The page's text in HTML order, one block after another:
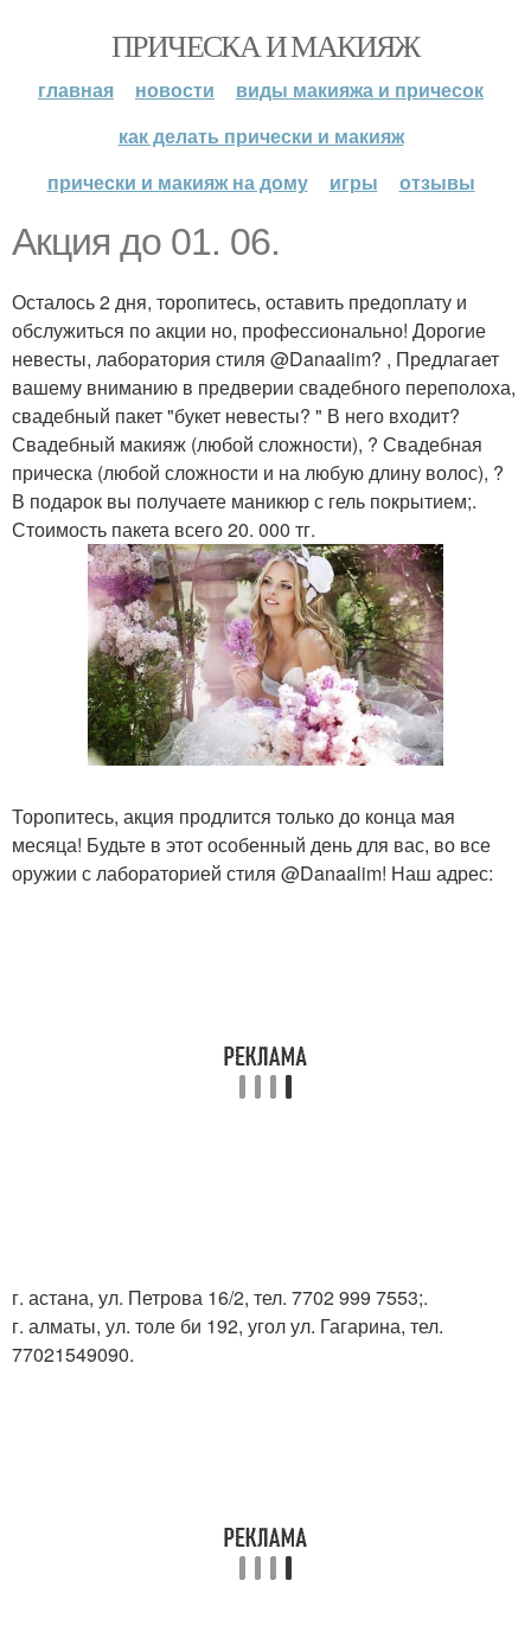
ПРИЧЕСКА И МАКИЯЖ
главная новости
виды макияжа и причесок
как делать прически и макияж
прически и макияж на дому
игры отзывы
Акция до 01. 06.
Осталось 2 дня, торопитесь, оставить предоплату и
обслужиться по акции но, профессионально! Дорогие
невесты, лаборатория стиля @Danaalim? , Предлагает
вашему вниманию в предверии свадебного переполоха,
свадебный пакет "букет невесты? " В него входит?
Свадебный макияж (любой сложности), ? Свадебная
прическа (любой сложности и на любую длину волос), ?
В подарок вы получаете маникюр с гель покрытием;.
Стоимость пакета всего 20. 000 тг.
Торопитесь, акция продлится только до конца мая
месяца! Будьте в этот особенный день для вас, во все
оружии с лабораторией стиля @Danaalim! Наш адрес:
г. астана, ул. Петрова 16/2, тел. 7702 999 7553;.
г. алматы, ул. толе би 192, угол ул. Гагарина, тел.
77021549090.